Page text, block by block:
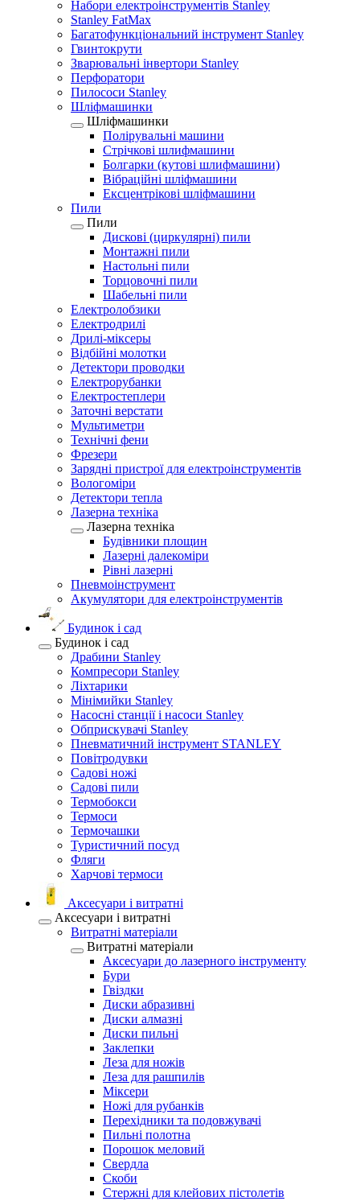
Набори електроінструментів Stanley
Stanley FatMax
Багатофункціональний інструмент Stanley
Гвинтокрути
Зварювальні інвертори Stanley
Перфоратори
Пилососи Stanley
Шліфмашинки
Шліфмашинки
Полірувальні машини
Стрічкові шлифмашини
Болгарки (кутові шлифмашини)
Вібраційні шліфмашини
Ексцентрікові шліфмашини
Пили
Пили
Дискові (циркулярні) пили
Монтажні пили
Настольні пили
Торцовочні пили
Шабельні пили
Електролобзики
Електродрилі
Дрилі-міксеры
Відбійні молотки
Детектори проводки
Електрорубанки
Електростеплери
Заточні верстати
Мультиметри
Технічні фени
Фрезери
Зарядні пристрої для електроінструментів
Вологоміри
Детектори тепла
Лазерна техніка
Лазерна техніка
Будівники площин
Лазерні далекоміри
Рівні лазерні
Пневмоінструмент
Акумулятори для електроінструментів
Будинок і сад
Будинок і сад
Драбини Stanley
Компресори Stanley
Ліхтарики
Мінімийки Stanley
Насосні станції і насоси Stanley
Обприскувачі Stanley
Пневматичний інструмент STANLEY
Повітродувки
Садові ножі
Садові пили
Термобокси
Термоси
Термочашки
Туристичний посуд
Фляги
Харчові термоси
Аксесуари і витратні
Аксесуари і витратні
Витратні матеріали
Витратні матеріали
Аксесуари до лазерного інструменту
Бури
Гвіздки
Диски абразивні
Диски алмазні
Диски пильні
Заклепки
Леза для ножів
Леза для рашпилів
Міксери
Ножі для рубанків
Перехідники та подовжувачі
Пильні полотна
Порошок меловий
Свердла
Скоби
Стержні для клейових пістолетів